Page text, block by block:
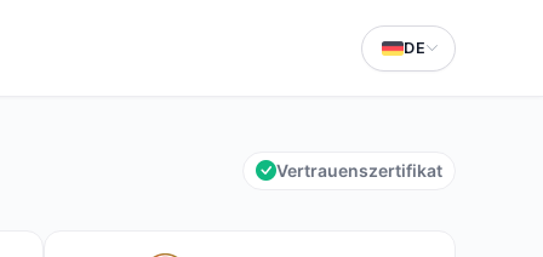
DE
Vertrauenszertifikat